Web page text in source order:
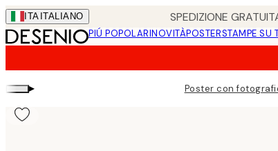
Skip
to
main
ITA ITALIANO SPEDIZIONE
PIÚ POPOLARINOVITÀPOSTERSTAMPE SU
▸ Poster con